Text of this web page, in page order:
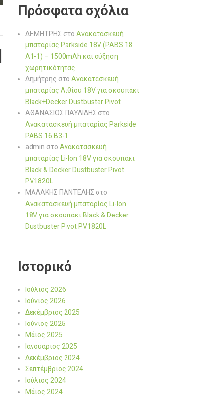
Πρόσφατα σχόλια
ΔΗΜΗΤΡΗΣ στο Ανακατασκευή
μπαταρίας Parkside 18V (PABS 18
A1-1) – 1500mAh και αύξηση
χωρητικότητας
Δημήτρης στο Ανακατασκευή
μπαταρίας Λιθίου 18V για σκουπάκι
Black+Decker Dustbuster Pivot
ΑΘΑΝΑΣΙΟΣ ΠΑΥΛΙΔΗΣ στο
Ανακατασκευή μπαταρίας Parkside
PABS 16 B3-1
admin στο Ανακατασκευή
μπαταρίας Li-Ion 18V για σκουπάκι
Black & Decker Dustbuster Pivot
PV1820L
ΜΑΛΑΚΗΣ ΠΑΝΤΕΛΗΣ στο
Ανακατασκευή μπαταρίας Li-Ion
18V για σκουπάκι Black & Decker
Dustbuster Pivot PV1820L
Ιστορικό
Ιούλιος 2026
Ιούνιος 2026
Δεκέμβριος 2025
Ιούνιος 2025
Μάιος 2025
Ιανουάριος 2025
Δεκέμβριος 2024
Σεπτέμβριος 2024
Ιούλιος 2024
Μάιος 2024